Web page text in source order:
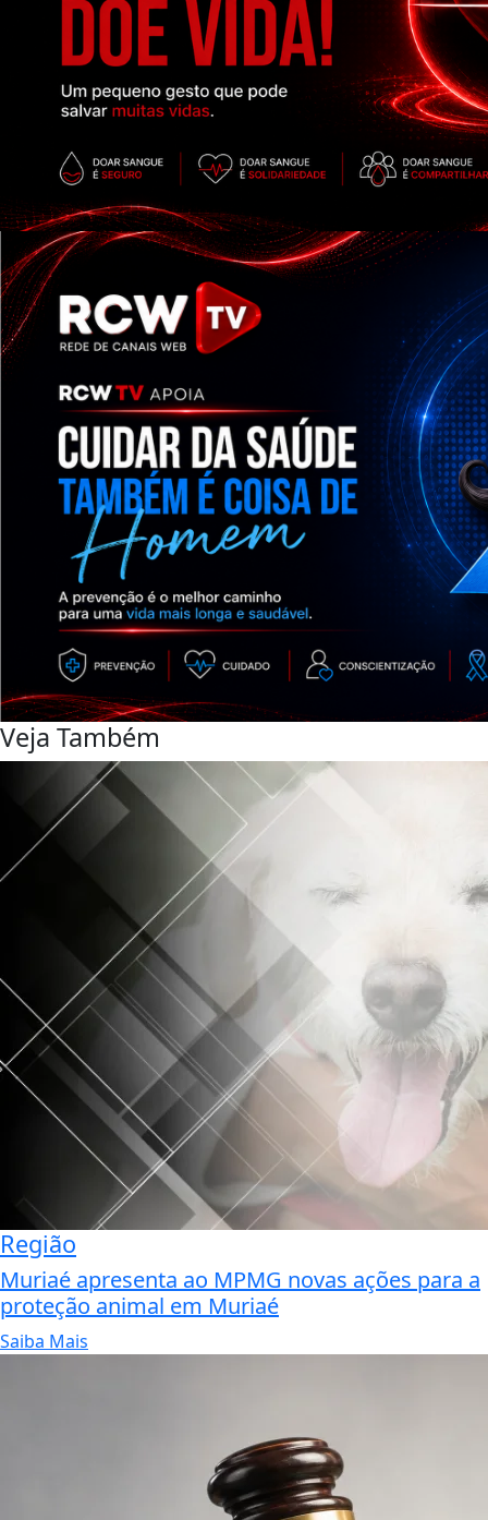
Veja Também
Região
Muriaé apresenta ao MPMG novas ações para a
proteção animal em Muriaé
Saiba Mais